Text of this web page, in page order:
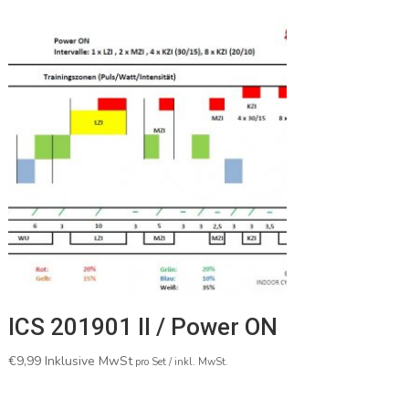
ICS 201901 II / Power ON
€9,99 Inklusive MwStpro Set / inkl. MwSt.